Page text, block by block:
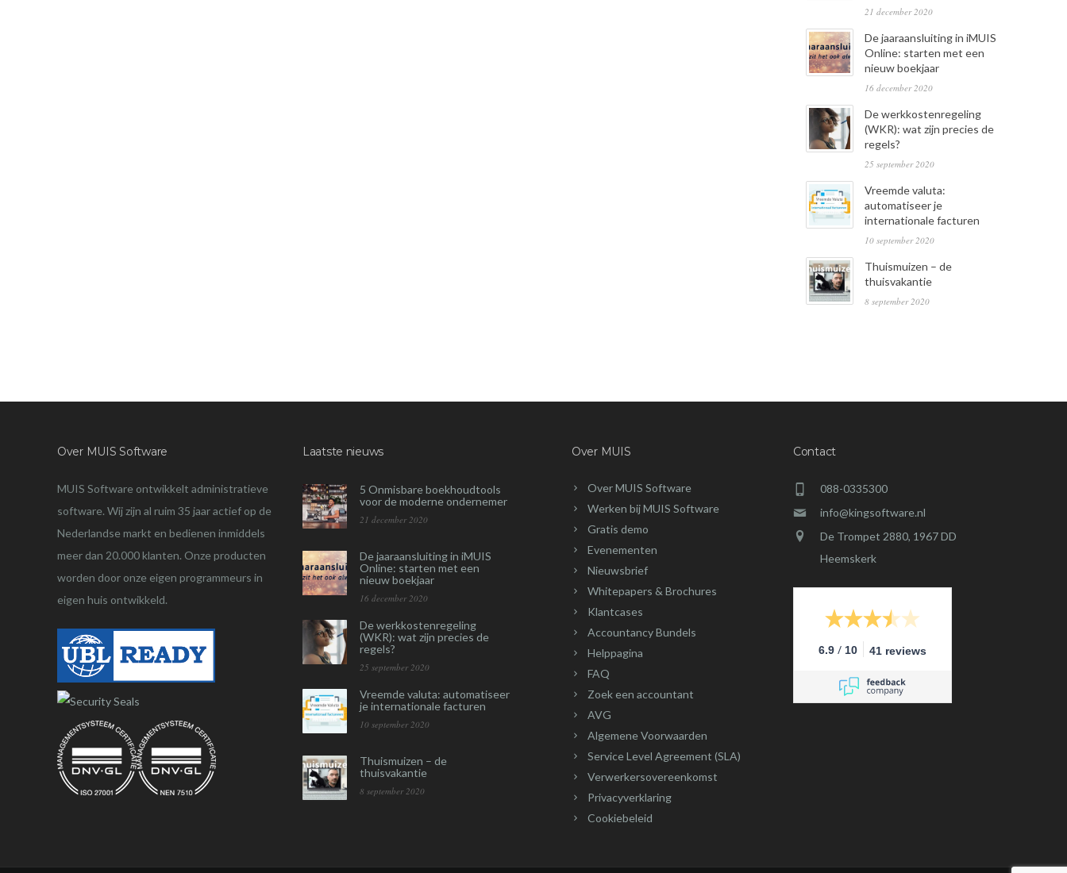
21 december 2020
De jaaraansluiting in iMUIS
Online: starten met een
nieuw boekjaar
16 december 2020
De werkkostenregeling
(WKR): wat zijn precies de
regels?
25 september 2020
Vreemde valuta:
automatiseer je
internationale facturen
10 september 2020
Thuismuizen – de
thuisvakantie
8 september 2020
Over MUIS Software
MUIS Software ontwikkelt administratieve
software. Wij zijn al ruim 35 jaar actief op de
Nederlandse markt en bedienen inmiddels
meer dan 20.000 klanten. Onze producten
worden door onze eigen programmeurs in
eigen huis ontwikkeld.
Laatste nieuws
5 Onmisbare boekhoudtools
voor de moderne ondernemer
21 december 2020
De jaaraansluiting in iMUIS
Online: starten met een
nieuw boekjaar
16 december 2020
De werkkostenregeling
(WKR): wat zijn precies de
regels?
25 september 2020
Vreemde valuta: automatiseer
je internationale facturen
10 september 2020
Thuismuizen – de
thuisvakantie
8 september 2020
Over MUIS
Over MUIS Software
Werken bij MUIS Software
Gratis demo
Evenementen
Nieuwsbrief
Whitepapers & Brochures
Klantcases
Accountancy Bundels
Helppagina
FAQ
Zoek een accountant
AVG
Algemene Voorwaarden
Service Level Agreement (SLA)
Verwerkersovereenkomst
Privacyverklaring
Cookiebeleid
Contact
088-0335300
info@kingsoftware.nl
De Trompet 2880, 1967 DD
Heemskerk
6.9 / 10 41 reviews